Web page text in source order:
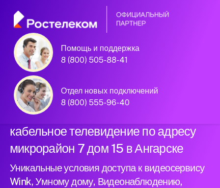
Помощь и поддержка
8 (800) 505-88-41
Отдел новых подключений
8 (800) 555-96-40
Официальный
партнер Ростелеком
Подключили новый интернет и
кабельное телевидение по адресу
микрорайон 7 дом 15 в Ангарске
Уникальные условия доступа к видеосервису
Wink, Умному дому, Видеонаблюдению,